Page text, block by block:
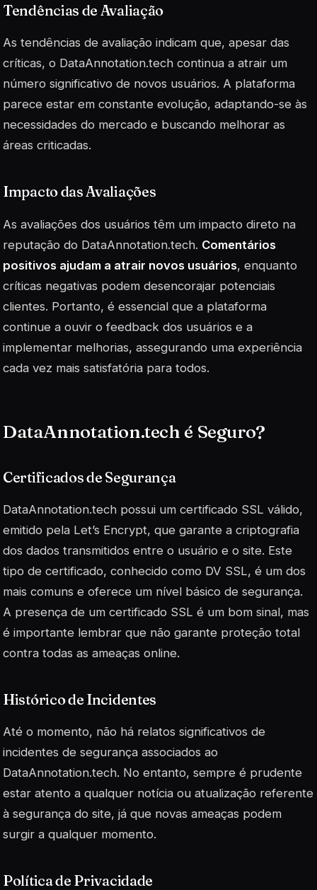
Tendências de Avaliação
As tendências de avaliação indicam que, apesar das
críticas, o DataAnnotation.tech continua a atrair um
número significativo de novos usuários. A plataforma
parece estar em constante evolução, adaptando-se às
necessidades do mercado e buscando melhorar as
áreas criticadas.
Impacto das Avaliações
As avaliações dos usuários têm um impacto direto na
reputação do DataAnnotation.tech. Comentários
positivos ajudam a atrair novos usuários, enquanto
críticas negativas podem desencorajar potenciais
clientes. Portanto, é essencial que a plataforma
continue a ouvir o feedback dos usuários e a
implementar melhorias, assegurando uma experiência
cada vez mais satisfatória para todos.
DataAnnotation.tech é Seguro?
Certificados de Segurança
DataAnnotation.tech possui um certificado SSL válido,
emitido pela Let’s Encrypt, que garante a criptografia
dos dados transmitidos entre o usuário e o site. Este
tipo de certificado, conhecido como DV SSL, é um dos
mais comuns e oferece um nível básico de segurança.
A presença de um certificado SSL é um bom sinal, mas
é importante lembrar que não garante proteção total
contra todas as ameaças online.
Histórico de Incidentes
Até o momento, não há relatos significativos de
incidentes de segurança associados ao
DataAnnotation.tech. No entanto, sempre é prudente
estar atento a qualquer notícia ou atualização referente
à segurança do site, já que novas ameaças podem
surgir a qualquer momento.
Política de Privacidade